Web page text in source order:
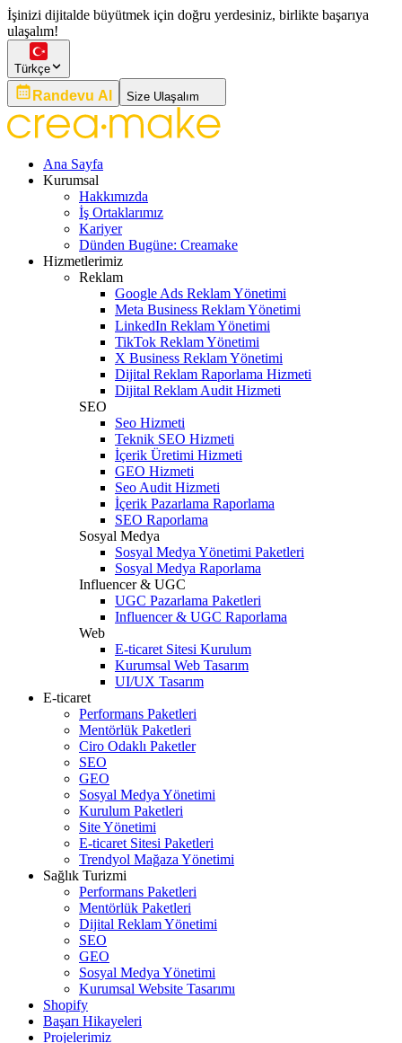
İşinizi dijitalde büyütmek için doğru yerdesiniz, birlikte başarıya
ulaşalım!
Türkçe
Randevu Al Size Ulaşalım
Ana Sayfa
Kurumsal
Hakkımızda
İş Ortaklarımız
Kariyer
Dünden Bugüne: Creamake
Hizmetlerimiz
Reklam
Google Ads Reklam Yönetimi
Meta Business Reklam Yönetimi
LinkedIn Reklam Yönetimi
TikTok Reklam Yönetimi
X Business Reklam Yönetimi
Dijital Reklam Raporlama Hizmeti
Dijital Reklam Audit Hizmeti
SEO
Seo Hizmeti
Teknik SEO Hizmeti
İçerik Üretimi Hizmeti
GEO Hizmeti
Seo Audit Hizmeti
İçerik Pazarlama Raporlama
SEO Raporlama
Sosyal Medya
Sosyal Medya Yönetimi Paketleri
Sosyal Medya Raporlama
Influencer & UGC
UGC Pazarlama Paketleri
Influencer & UGC Raporlama
Web
E-ticaret Sitesi Kurulum
Kurumsal Web Tasarım
UI/UX Tasarım
E-ticaret
Performans Paketleri
Mentörlük Paketleri
Ciro Odaklı Paketler
SEO
GEO
Sosyal Medya Yönetimi
Kurulum Paketleri
Site Yönetimi
E-ticaret Sitesi Paketleri
Trendyol Mağaza Yönetimi
Sağlık Turizmi
Performans Paketleri
Mentörlük Paketleri
Dijital Reklam Yönetimi
SEO
GEO
Sosyal Medya Yönetimi
Kurumsal Website Tasarımı
Shopify
Başarı Hikayeleri
Projelerimiz